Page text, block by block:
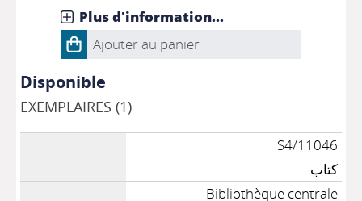
Plus d'information...
Ajouter au panier
Disponible
EXEMPLAIRES (1)
S4/11046
كتاب
Bibliothèque centrale